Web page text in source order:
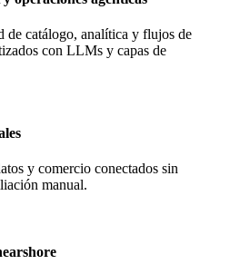
de catálogo, analítica y flujos de
con LLMs y capas de
y comercio conectados sin
manual.